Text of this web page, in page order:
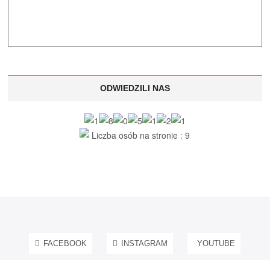
ODWIEDZILI NAS
Liczba osób na stronie : 9
FACEBOOK INSTAGRAM YOUTUBE